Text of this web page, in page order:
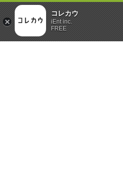
コレカウ
iEnt inc.
FREE